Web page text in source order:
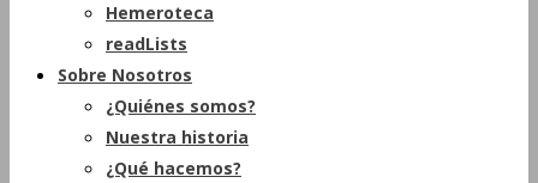
Hemeroteca
readLists
Sobre Nosotros
¿Quiénes somos?
Nuestra historia
¿Qué hacemos?